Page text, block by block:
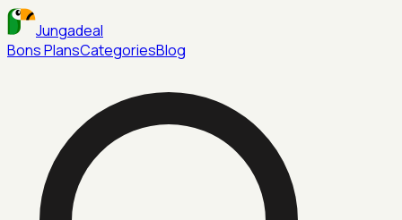
Jungadeal
Bons PlansCategoriesBlog